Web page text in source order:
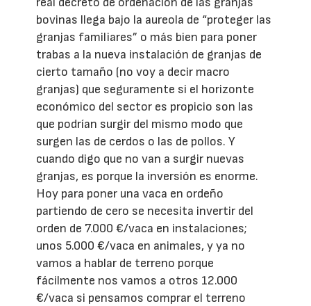
bovinas llega bajo la aureola de “proteger las
granjas familiares” o más bien para poner
trabas a la nueva instalación de granjas de
cierto tamaño (no voy a decir macro
granjas) que seguramente si el horizonte
económico del sector es propicio son las
que podrían surgir del mismo modo que
surgen las de cerdos o las de pollos. Y
cuando digo que no van a surgir nuevas
granjas, es porque la inversión es enorme.
Hoy para poner una vaca en ordeño
partiendo de cero se necesita invertir del
orden de 7.000 €/vaca en instalaciones;
unos 5.000 €/vaca en animales, y ya no
vamos a hablar de terreno porque
fácilmente nos vamos a otros 12.000
€/vaca si pensamos comprar el terreno